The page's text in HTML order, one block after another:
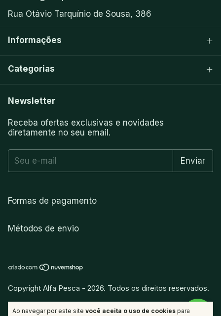
Ao navegar por este site você aceita o uso de cookies para
Rua Otávio Tarquínio de Sousa, 386
Informações
Categorias
Newsletter
Receba ofertas exclusivas e novidades
diretamente no seu email.
Formas de pagamento
Métodos de envio
Copyright Alfa Pesca - 2026. Todos os direitos reservados.
Desenvolvido porvitamina.